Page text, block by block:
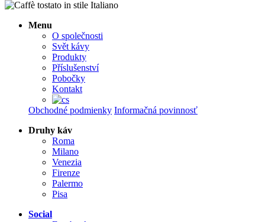
Menu
O společnosti
Svět kávy
Produkty
Příslušenství
Pobočky
Kontakt
Obchodné podmienky Informačná povinnosť
Druhy káv
Roma
Milano
Venezia
Firenze
Palermo
Pisa
Social